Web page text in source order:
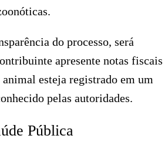
do processo, será
apresente notas fiscais
animal esteja registrado em um
pelas autoridades.
Pública